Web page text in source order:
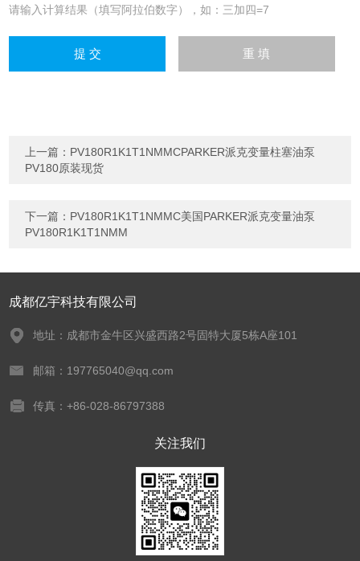
请输入计算结果（填写阿拉伯数字），如：三加四=7
上一篇： PV180R1K1T1NMMCPARKER派克变量柱塞油泵
PV180原装现货
下一篇： PV180R1K1T1NMMC美国PARKER派克变量油泵
PV180R1K1T1NMM
成都亿宇科技有限公司
地址：成都市金牛区兴盛西路2号固特大厦5栋A座101
邮箱：197765040@qq.com
传真：+86-028-86797388
关注我们